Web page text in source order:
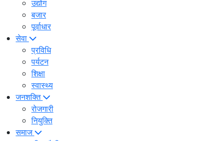
उद्योग
बजार
पूर्वाधार
सेवा
प्रविधि
पर्यटन
शिक्षा
स्वास्थ्य
जनशक्ति
रोजगारी
नियुक्ति
समाज